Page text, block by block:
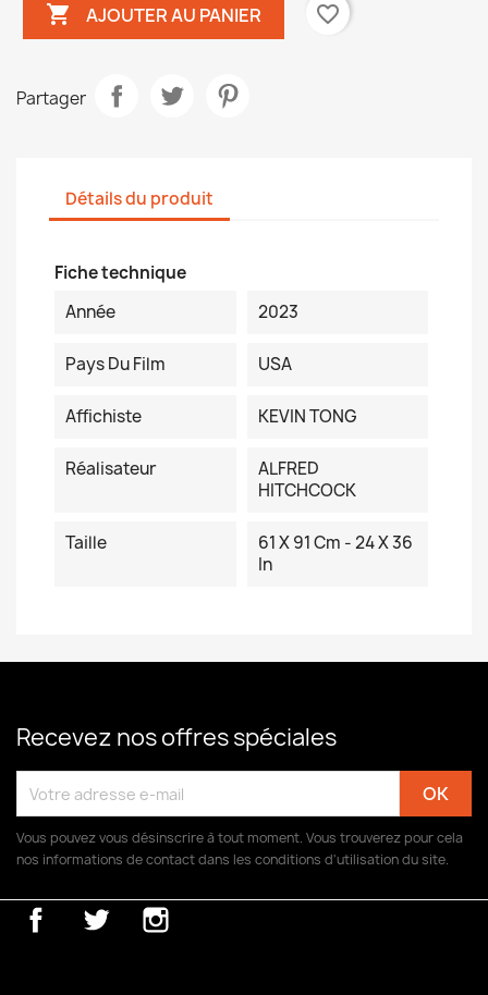
 AJOUTER AU PANIER favorite_border
Partager
Détails du produit
Fiche technique
Année
2023
Pays Du Film USA
Affichiste KEVIN TONG
Réalisateur
ALFRED
HITCHCOCK
Taille
61 X 91 Cm - 24 X 36
In
Recevez nos offres spéciales
Vous pouvez vous désinscrire à tout moment. Vous trouverez pour cela
nos informations de contact dans les conditions d'utilisation du site.
FacebookTwitter